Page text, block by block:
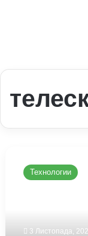
телескоп
Хаббла
известна
Технологии
3 Листопада,